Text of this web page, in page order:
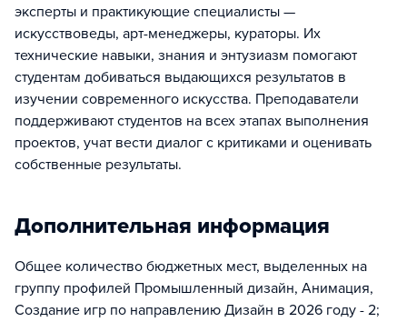
эксперты и практикующие специалисты —
искусствоведы, арт-менеджеры, кураторы. Их
технические навыки, знания и энтузиазм помогают
студентам добиваться выдающихся результатов в
изучении современного искусства. Преподаватели
поддерживают студентов на всех этапах выполнения
проектов, учат вести диалог с критиками и оценивать
собственные результаты.
Дополнительная информация
Общее количество бюджетных мест, выделенных на
группу профилей Промышленный дизайн, Анимация,
Создание игр по направлению Дизайн в 2026 году - 2;